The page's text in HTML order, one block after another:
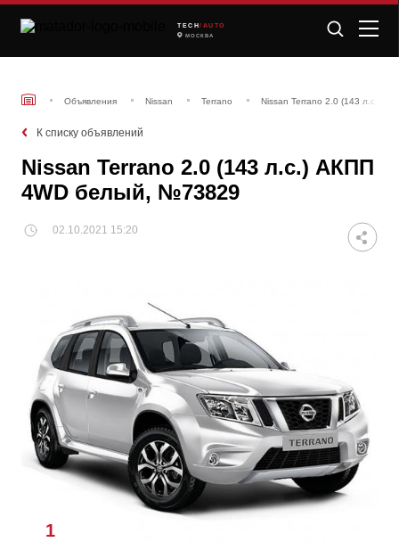
TECH /AUTO
МОСКВА
Объявления Nissan Terrano Nissan Terrano 2.0 (143 л.с.)
К списку объявлений
Nissan Terrano 2.0 (143 л.с.) АКПП
4WD белый, №73829
02.10.2021 15:20
1